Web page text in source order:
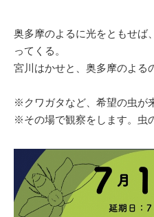
奥多摩のよるに光をともせば
ってくる。
宮川はかせと、奥多摩のよる
※クワガタなど、希望の虫が
※その場で観察をします。虫